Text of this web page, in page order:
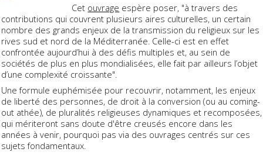
Cet ouvrage espère poser, "à travers des
contributions qui couvrent plusieurs aires culturelles, un certain
nombre des grands enjeux de la transmission du religieux sur les
rives sud et nord de la Méditerranée. Celle-ci est en effet
confrontée aujourd’hui à des défis multiples et, au sein de
sociétés de plus en plus mondialisées, elle fait par ailleurs l’objet
d’une complexité croissante".
Une formule euphémisée pour recouvrir, notamment, les enjeux
de liberté des personnes, de droit à la conversion (ou au coming-
out athée), de pluralités religieuses dynamiques et recomposées,
qui mériteront sans doute d'être creusés encore dans les
années à venir, pourquoi pas via des ouvrages centrés sur ces
sujets fondamentaux.